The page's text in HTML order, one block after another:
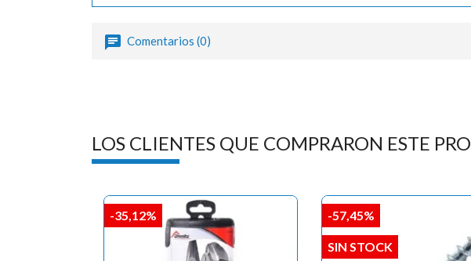
Comentarios (0)
LOS CLIENTES QUE COMPRARON ESTE
-35,12% -57,45%
SIN STOCK